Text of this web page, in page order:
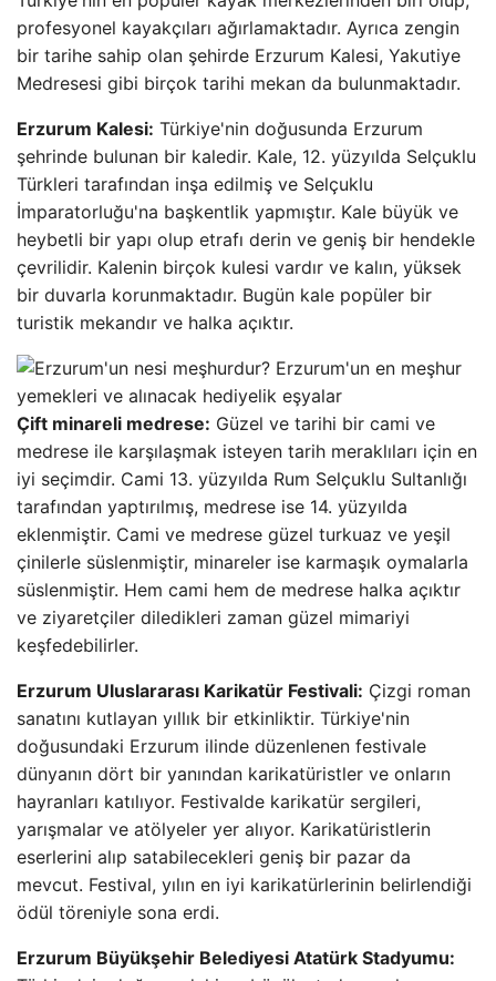
profesyonel kayakçıları ağırlamaktadır. Ayrıca zengin
bir tarihe sahip olan şehirde Erzurum Kalesi, Yakutiye
Medresesi gibi birçok tarihi mekan da bulunmaktadır.
Erzurum Kalesi: Türkiye'nin doğusunda Erzurum
şehrinde bulunan bir kaledir. Kale, 12. yüzyılda Selçuklu
Türkleri tarafından inşa edilmiş ve Selçuklu
İmparatorluğu'na başkentlik yapmıştır. Kale büyük ve
heybetli bir yapı olup etrafı derin ve geniş bir hendekle
çevrilidir. Kalenin birçok kulesi vardır ve kalın, yüksek
bir duvarla korunmaktadır. Bugün kale popüler bir
turistik mekandır ve halka açıktır.
Çift minareli medrese: Güzel ve tarihi bir cami ve
medrese ile karşılaşmak isteyen tarih meraklıları için en
iyi seçimdir. Cami 13. yüzyılda Rum Selçuklu Sultanlığı
tarafından yaptırılmış, medrese ise 14. yüzyılda
eklenmiştir. Cami ve medrese güzel turkuaz ve yeşil
çinilerle süslenmiştir, minareler ise karmaşık oymalarla
süslenmiştir. Hem cami hem de medrese halka açıktır
ve ziyaretçiler diledikleri zaman güzel mimariyi
keşfedebilirler.
Erzurum Uluslararası Karikatür Festivali: Çizgi roman
sanatını kutlayan yıllık bir etkinliktir. Türkiye'nin
doğusundaki Erzurum ilinde düzenlenen festivale
dünyanın dört bir yanından karikatüristler ve onların
hayranları katılıyor. Festivalde karikatür sergileri,
yarışmalar ve atölyeler yer alıyor. Karikatüristlerin
eserlerini alıp satabilecekleri geniş bir pazar da
mevcut. Festival, yılın en iyi karikatürlerinin belirlendiği
ödül töreniyle sona erdi.
Erzurum Büyükşehir Belediyesi Atatürk Stadyumu: